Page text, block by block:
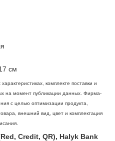
см
комплекте поставки и
на момент публикации данных. Фирма-
с целью оптимизации продукта,
внешний вид, цвет и комплектация
Credit, QR), Halyk Bank